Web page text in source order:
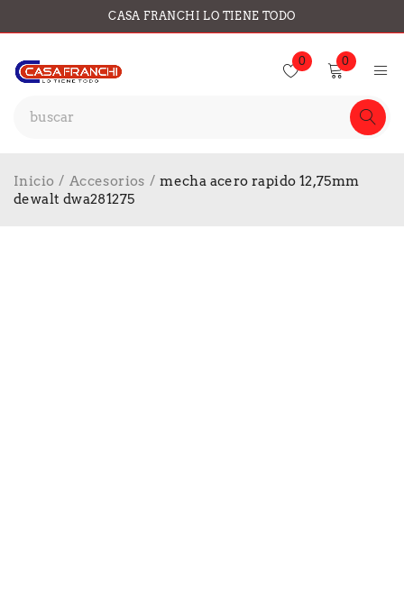
CASA FRANCHI LO TIENE TODO
0 0
Inicio / Accesorios / mecha acero rapido 12,75mm
dewalt dwa281275